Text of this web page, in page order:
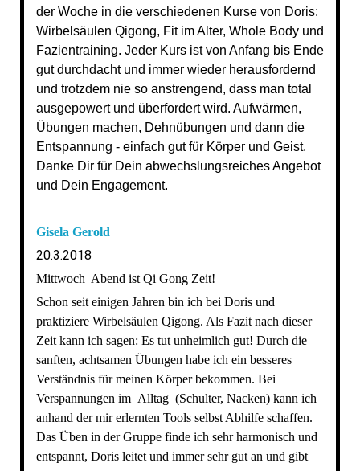
der Woche in die verschiedenen Kurse von Doris:
Wirbelsäulen Qigong, Fit im Alter, Whole Body und
Fazientraining. Jeder Kurs ist von Anfang bis Ende
gut durchdacht und immer wieder herausfordernd
und trotzdem nie so anstrengend, dass man total
ausgepowert und überfordert wird. Aufwärmen,
Übungen machen, Dehnübungen und dann die
Entspannung - einfach gut für Körper und Geist.
Danke Dir für Dein abwechslungsreiches Angebot
und Dein Engagement.
Gisela Gerold
20.3.2018
Mittwoch Abend ist Qi Gong Zeit!
Schon seit einigen Jahren bin ich bei Doris und
praktiziere Wirbelsäulen Qigong. Als Fazit nach dieser
Zeit kann ich sagen: Es tut unheimlich gut! Durch die
sanften, achtsamen Übungen habe ich ein besseres
Verständnis für meinen Körper bekommen. Bei
Verspannungen im Alltag (Schulter, Nacken) kann ich
anhand der mir erlernten Tools selbst Abhilfe schaffen.
Das Üben in der Gruppe finde ich sehr harmonisch und
entspannt, Doris leitet und immer sehr gut an und gibt